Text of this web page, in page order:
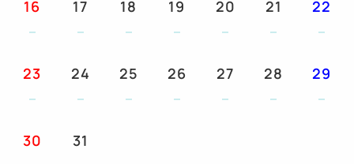
おもてなし
20ポイント（2,000円相当）、2連泊は30ポイント
上は60ポイント（6,000円相当）お付けします。
16 17 18 19 20 21 22
23 24 25 26 27 28 29
30 31